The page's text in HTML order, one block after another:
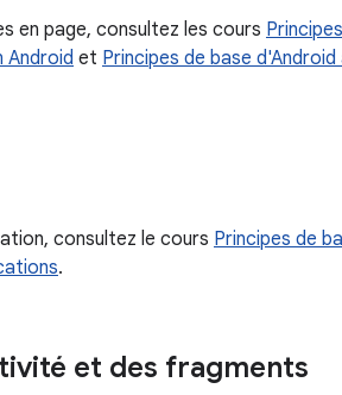
en page, consultez les cours
Android et Principes de base
consultez le cours Principes de
.
et des fragments